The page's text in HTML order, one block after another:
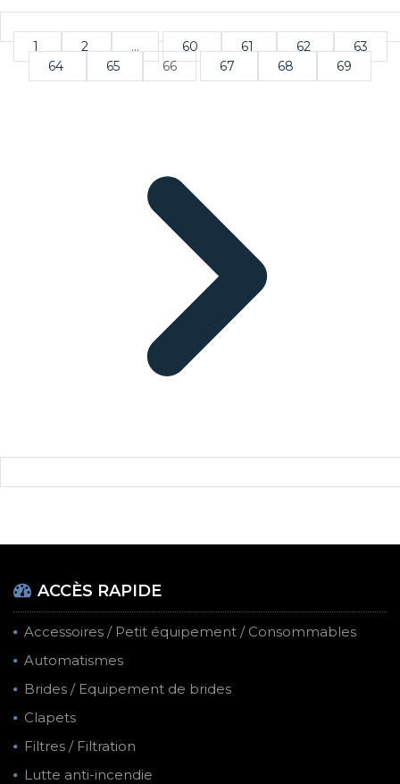
1 2 ... 60 61 62
63
64
65 66 67 68 69
ACCÈS RAPIDE
Accessoires / Petit équipement / Consommables
Automatismes
Brides / Equipement de brides
Clapets
Filtres / Filtration
Lutte anti-incendie